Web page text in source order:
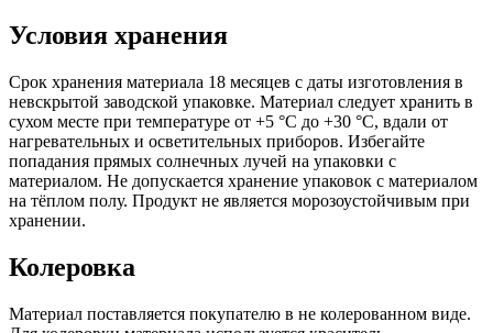
Условия хранения
Срок хранения материала 18 месяцев с даты изготовления в
невскрытой заводской упаковке. Материал следует хранить в
сухом месте при температуре от +5 °C до +30 °C, вдали от
нагревательных и осветительных приборов. Избегайте
попадания прямых солнечных лучей на упаковки с
материалом. Не допускается хранение упаковок с материалом
на тёплом полу. Продукт не является морозоустойчивым при
хранении.
Колеровка
Материал поставляется покупателю в не колерованном виде.